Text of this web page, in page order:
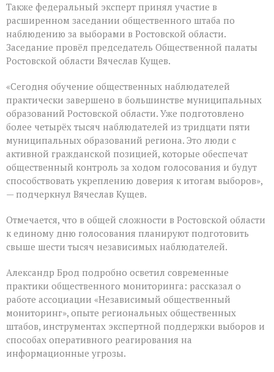
Также федеральный эксперт принял участие в
расширенном заседании общественного штаба по
наблюдению за выборами в Ростовской области.
Заседание провёл председатель Общественной палаты
Ростовской области Вячеслав Кущев.
«Сегодня обучение общественных наблюдателей
практически завершено в большинстве муниципальных
образований Ростовской области. Уже подготовлено
более четырёх тысяч наблюдателей из тридцати пяти
муниципальных образований региона. Это люди с
активной гражданской позицией, которые обеспечат
общественный контроль за ходом голосования и будут
способствовать укреплению доверия к итогам выборов»,
— подчеркнул Вячеслав Кущев.
Отмечается, что в общей сложности в Ростовской области
к единому дню голосования планируют подготовить
свыше шести тысяч независимых наблюдателей.
Александр Брод подробно осветил современные
практики общественного мониторинга: рассказал о
работе ассоциации «Независимый общественный
мониторинг», опыте региональных общественных
штабов, инструментах экспертной поддержки выборов и
способах оперативного реагирования на
информационные угрозы.